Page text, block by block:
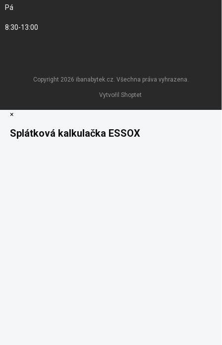
Pá
8:30-13:00
Vytvořil Shoptet
Copyright 2026 ibanabytek.cz. Všechna práva vyhrazena.
×
Splátková kalkulačka ESSOX